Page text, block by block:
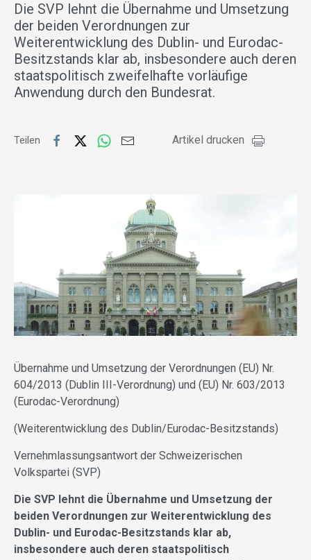
Die SVP lehnt die Übernahme und Umsetzung
der beiden Verordnungen zur
Weiterentwicklung des Dublin- und Eurodac-
Besitzstands klar ab, insbesondere auch deren
staatspolitisch zweifelhafte vorläufige
Anwendung durch den Bundesrat.
Teilen Artikel drucken
Übernahme und Umsetzung der Verordnungen (EU) Nr.
604/2013 (Dublin III-Verordnung) und (EU) Nr. 603/2013
(Eurodac-Verordnung)
(Weiterentwicklung des Dublin/Eurodac-Besitzstands)
Vernehmlassungsantwort der Schweizerischen
Volkspartei (SVP)
Die SVP lehnt die Übernahme und Umsetzung der
beiden Verordnungen zur Weiterentwicklung des
Dublin- und Eurodac-Besitzstands klar ab,
insbesondere auch deren staatspolitisch